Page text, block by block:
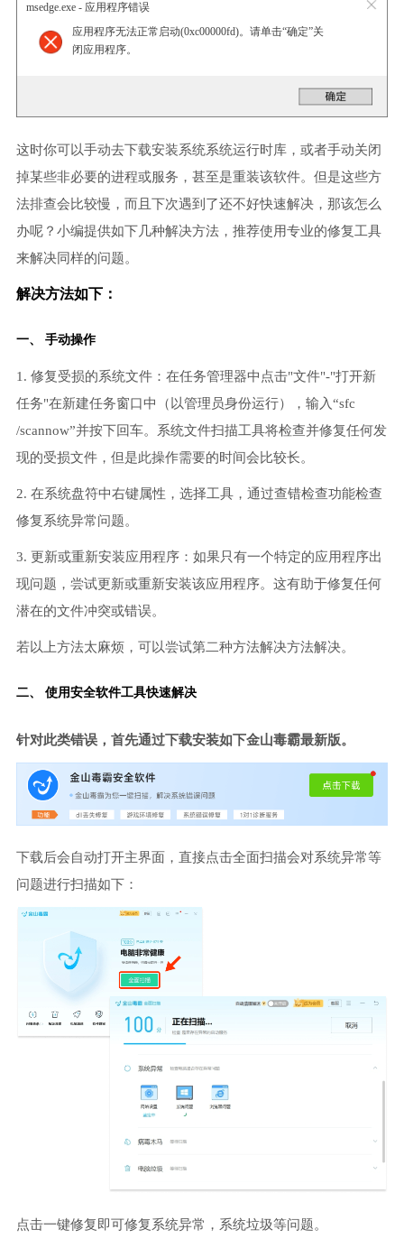
msedge.exe - 应用程序错误
应用程序无法正常启动(0xc00000fd)。请单击“确定”关
闭应用程序。
这时你可以手动去下载安装系统系统运行时库，或者手动关闭
掉某些非必要的进程或服务，甚至是重装该软件。但是这些方
法排查会比较慢，而且下次遇到了还不好快速解决，那该怎么
办呢？小编提供如下几种解决方法，推荐使用专业的修复工具
来解决同样的问题。
解决方法如下：
一、 手动操作
1. 修复受损的系统文件：在任务管理器中点击"文件"-"打开新
任务"在新建任务窗口中（以管理员身份运行），输入“sfc
/scannow”并按下回车。系统文件扫描工具将检查并修复任何发
现的受损文件，但是此操作需要的时间会比较长。
2. 在系统盘符中右键属性，选择工具，通过查错检查功能检查
修复系统异常问题。
3. 更新或重新安装应用程序：如果只有一个特定的应用程序出
现问题，尝试更新或重新安装该应用程序。这有助于修复任何
潜在的文件冲突或错误。
若以上方法太麻烦，可以尝试第二种方法解决方法解决。
二、 使用安全软件工具快速解决
针对此类错误，首先通过下载安装如下金山毒霸最新版。
下载后会自动打开主界面，直接点击全面扫描会对系统异常等
问题进行扫描如下：
点击一键修复即可修复系统异常，系统垃圾等问题。